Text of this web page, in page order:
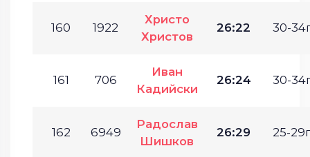
160 1922
Христо
Христов
26:22 30-
161 706
Иван
Кадийски
26:24 30-
162 6949
Радослав
Шишков
26:29 25-